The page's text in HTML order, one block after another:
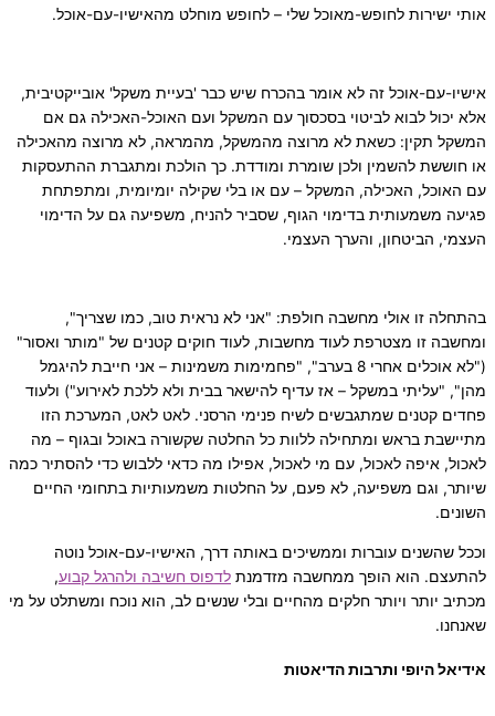
אותי ישירות לחופש-מאוכל שלי – לחופש מוחלט מהאישיו-עם-אוכל.
אישיו-עם-אוכל זה לא אומר בהכרח שיש כבר 'בעיית משקל' אובייקטיבית,
אלא יכול לבוא לביטוי בסכסוך עם המשקל ועם האוכל-האכילה גם אם
המשקל תקין: כשאת לא מרוצה מהמשקל, מהמראה, לא מרוצה מהאכילה
או חוששת להשמין ולכן שומרת ומודדת. כך הולכת ומתגברת ההתעסקות
עם האוכל, האכילה, המשקל – עם או בלי שקילה יומיומית, ומתפתחת
פגיעה משמעותית בדימוי הגוף, שסביר להניח, משפיעה גם על הדימוי
העצמי, הביטחון, והערך העצמי.
בהתחלה זו אולי מחשבה חולפת: "אני לא נראית טוב, כמו שצריך",
ומחשבה זו מצטרפת לעוד מחשבות, לעוד חוקים קטנים של "מותר ואסור"
("לא אוכלים אחרי 8 בערב", "פחמימות משמינות – אני חייבת להיגמל
מהן", "עליתי במשקל – אז עדיף להישאר בבית ולא ללכת לאירוע") ולעוד
פחדים קטנים שמתגבשים לשיח פנימי הרסני. לאט לאט, המערכת הזו
מתיישבת בראש ומתחילה ללוות כל החלטה שקשורה באוכל ובגוף – מה
לאכול, איפה לאכול, עם מי לאכול, אפילו מה כדאי ללבוש כדי להסתיר כמה
שיותר, וגם משפיעה, לא פעם, על החלטות משמעותיות בתחומי החיים
השונים.
וככל שהשנים עוברות וממשיכים באותה דרך, האישיו-עם-אוכל נוטה
להתעצם. הוא הופך ממחשבה מזדמנת לדפוס חשיבה ולהרגל קבוע,
מכתיב יותר ויותר חלקים מהחיים ובלי שנשים לב, הוא נוכח ומשתלט על מי
שאנחנו.
אידיאל היופי ותרבות הדיאטות